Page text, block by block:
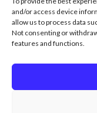
and/or access device
allow us to process data
Not consenting or
features and functions.
Трапезни маси и
Шкафове и витрини